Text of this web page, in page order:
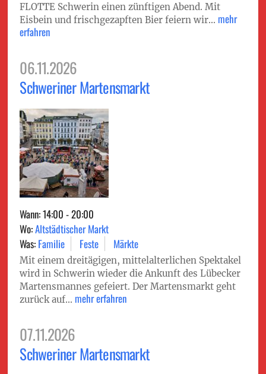
FLOTTE Schwerin einen zünftigen Abend. Mit
Eisbein und frischgezapften Bier feiern wir... mehr
erfahren
06.11.2026
Schweriner Martensmarkt
Wann: 14:00 - 20:00
Wo:Altstädtischer Markt
Was: Familie Feste Märkte
Mit einem dreitägigen, mittelalterlichen Spektakel
wird in Schwerin wieder die Ankunft des Lübecker
Martensmannes gefeiert. Der Martensmarkt geht
zurück auf... mehr erfahren
07.11.2026
Schweriner Martensmarkt